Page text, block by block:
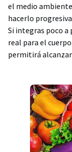
el medio
hacerlo
Si integras poco
real para el
permitirá alcanzar